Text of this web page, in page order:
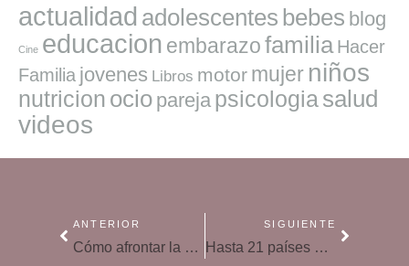
actualidad adolescentes bebes blog
Cine educacion embarazofamilia Hacer
Familia jovenes Libros motor mujer niños
nutricion ocio pareja psicologiasalud
videos
ANTERIOR
Cómo afrontar la paternidad cuando tu hijo oye y tú no
SIGUIENTE
Hasta 21 países europeos han recortado su presupuesto para educación desde 2008